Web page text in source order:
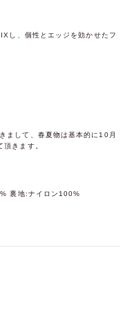
し、個性とエッジを効かせたフ
まして、春夏物は基本的に10月
きます。
裏地:ナイロン100%